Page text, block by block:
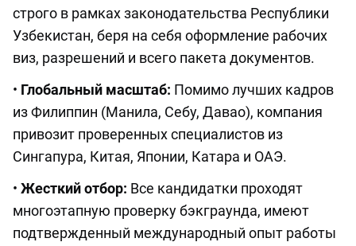
строго в рамках законодательства Республики
Узбекистан, беря на себя оформление рабочих
виз, разрешений и всего пакета документов.
• Глобальный масштаб: Помимо лучших кадров
из Филиппин (Манила, Себу, Давао), компания
привозит проверенных специалистов из
Сингапура, Китая, Японии, Катара и ОАЭ.
• Жесткий отбор: Все кандидатки проходят
многоэтапную проверку бэкграунда, имеют
подтвержденный международный опыт работы